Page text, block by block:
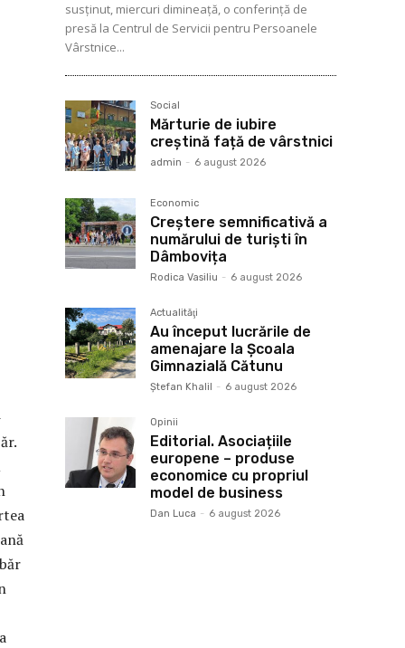
susținut, miercuri dimineață, o conferință de
presă la Centrul de Servicii pentru Persoanele
Vârstnice...
Social
Mărturie de iubire
creștină față de vârstnici
admin - 6 august 2026
Economic
Creștere semnificativă a
numărului de turiști în
Dâmbovița
Rodica Vasiliu - 6 august 2026
Actualităţi
Au început lucrările de
amenajare la Școala
Gimnazială Cătunu
Ştefan Khalil - 6 august 2026
Opinii
Editorial. Asociațiile
europene – produse
economice cu propriul
model de business
Dan Luca - 6 august 2026